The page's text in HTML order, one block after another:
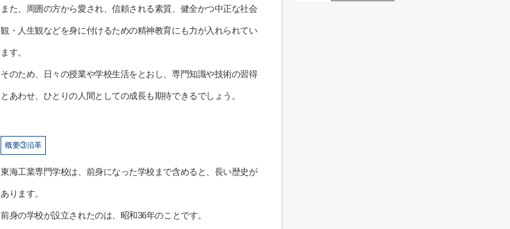
また、周囲の方から愛され、信頼される素質、健全かつ中正な社会
観・人生観などを身に付けるための精神教育にも力が入れられてい
ます。
そのため、日々の授業や学校生活をとおし、専門知識や技術の習得
とあわせ、ひとりの人間としての成長も期待できるでしょう。
概要③沿革
東海工業専門学校は、前身になった学校まで含めると、長い歴史が
あります。
前身の学校が設立されたのは、昭和36年のことです。